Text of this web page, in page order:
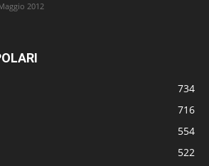
2012
734
716
554
522